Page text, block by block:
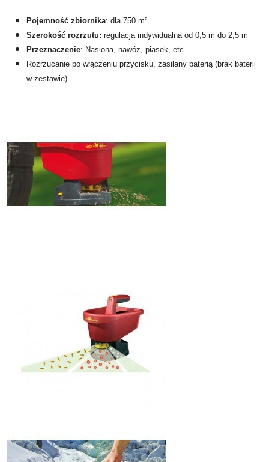
Pojemność zbiornika: dla 750 m²
Szerokość rozrzutu: regulacja indywidualna od 0,5 m do 2,5 m
Przeznaczenie: Nasiona, nawóz, piasek, etc.
Rozrzucanie po włączeniu przycisku, zasilany baterią (brak baterii
w zestawie)